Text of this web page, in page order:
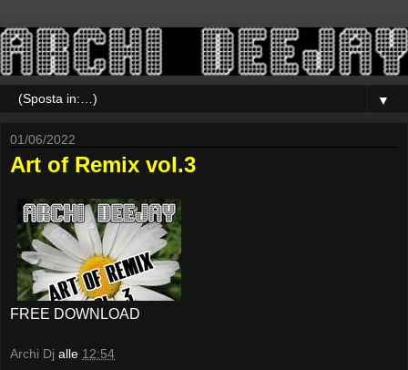
▼
01/06/2022
Art of Remix vol.3
FREE DOWNLOAD
Archi Dj alle 12:54